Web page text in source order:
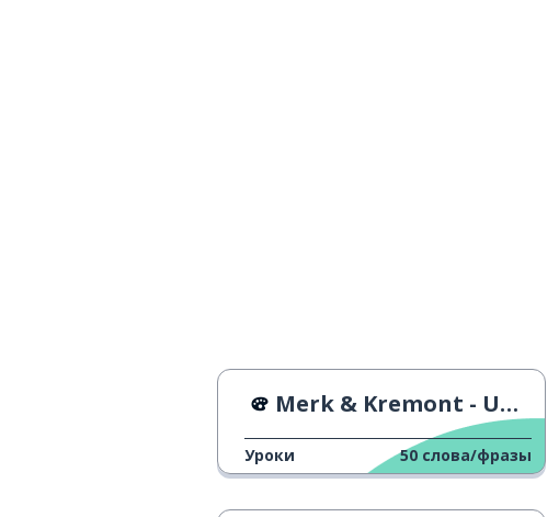
Merk & Kremont - Un Altro Mondo
Уроки 50 слова/фразы